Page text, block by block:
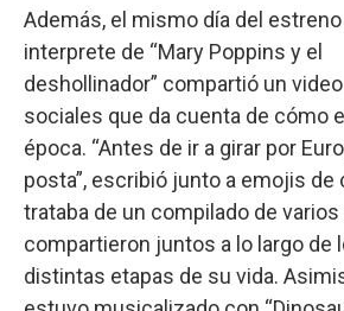
Además, el mismo día del estreno
interprete de “Mary Poppins y el
deshollinador” compartió un
sociales que da cuenta de cómo
época. “Antes de ir a girar por
posta”, escribió junto a emojis de
trataba de un compilado de
compartieron juntos a lo largo de
distintas etapas de su vida.